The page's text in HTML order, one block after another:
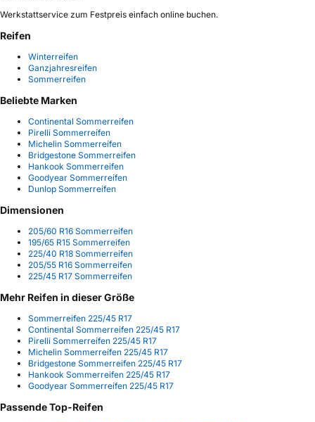
Werkstattservice zum Festpreis einfach online buchen.
Reifen
Winterreifen
Ganzjahresreifen
Sommerreifen
Beliebte Marken
Continental Sommerreifen
Pirelli Sommerreifen
Michelin Sommerreifen
Bridgestone Sommerreifen
Hankook Sommerreifen
Goodyear Sommerreifen
Dunlop Sommerreifen
Dimensionen
205/60 R16 Sommerreifen
195/65 R15 Sommerreifen
225/40 R18 Sommerreifen
205/55 R16 Sommerreifen
225/45 R17 Sommerreifen
Mehr Reifen in dieser Größe
Sommerreifen 225/45 R17
Continental Sommerreifen 225/45 R17
Pirelli Sommerreifen 225/45 R17
Michelin Sommerreifen 225/45 R17
Bridgestone Sommerreifen 225/45 R17
Hankook Sommerreifen 225/45 R17
Goodyear Sommerreifen 225/45 R17
Passende Top-Reifen